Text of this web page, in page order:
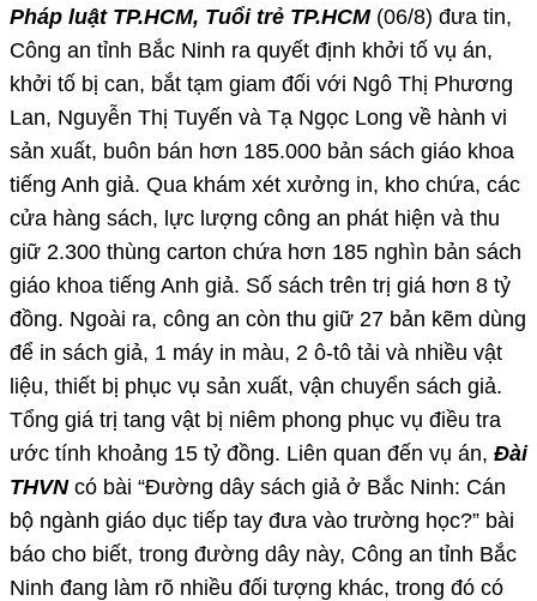
Pháp luật TP.HCM, Tuổi trẻ TP.HCM(06/8) đưa tin,
Công an tỉnh Bắc Ninh ra quyết định khởi tố vụ án,
khởi tố bị can, bắt tạm giam đối với Ngô Thị Phương
Lan, Nguyễn Thị Tuyến và Tạ Ngọc Long về hành vi
sản xuất, buôn bán hơn 185.000 bản sách giáo khoa
tiếng Anh giả. Qua khám xét xưởng in, kho chứa, các
cửa hàng sách, lực lượng công an phát hiện và thu
giữ 2.300 thùng carton chứa hơn 185 nghìn bản sách
giáo khoa tiếng Anh giả. Số sách trên trị giá hơn 8 tỷ
đồng. Ngoài ra, công an còn thu giữ 27 bản kẽm dùng
để in sách giả, 1 máy in màu, 2 ô-tô tải và nhiều vật
liệu, thiết bị phục vụ sản xuất, vận chuyển sách giả.
Tổng giá trị tang vật bị niêm phong phục vụ điều tra
ước tính khoảng 15 tỷ đồng. Liên quan đến vụ án, Đài
THVNcó bài “Đường dây sách giả ở Bắc Ninh: Cán
bộ ngành giáo dục tiếp tay đưa vào trường học?” bài
báo cho biết, trong đường dây này, Công an tỉnh Bắc
Ninh đang làm rõ nhiều đối tượng khác, trong đó có